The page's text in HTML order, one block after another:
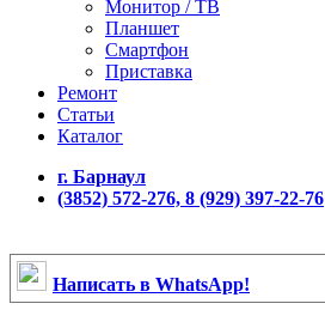
Монитор / ТВ
Планшет
Смартфон
Приставка
Ремонт
Статьи
Каталог
г. Барнаул
(3852) 572-276, 8 (929) 397-22-76
Написать в WhatsApp!